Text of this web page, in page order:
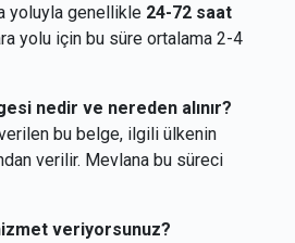
yoluyla genellikle 24-72 saat
yolu için bu süre ortalama 2-4
nedir ve nereden alınır?
bu belge, ilgili ülkenin
verilir. Mevlana bu süreci
veriyorsunuz?